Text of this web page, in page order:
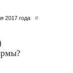
2017 года #